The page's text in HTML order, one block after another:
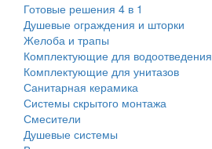
Готовые решения 4 в 1
Душевые ограждения и шторки
Желоба и трапы
Комплектующие для водоотведения
Комплектующие для унитазов
Санитарная керамика
Системы скрытого монтажа
Смесители
Душевые системы